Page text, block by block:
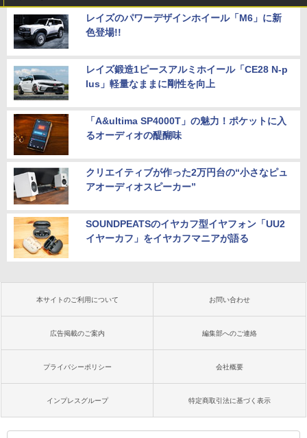
レイズのパワーデザインホイール「M6」に新
色登場!!
レイズ鍛造1ピースアルミホイール「CE28 N-p
lus」軽量なままに剛性を向上
「A&ultima SP4000T」の魅力！ポケットに入
るオーディオの醍醐味
クリエイティブが作った2万円台の“小さなピュ
アオーディオスピーカー”
SOUNDPEATSのイヤカフ型イヤフォン「UU2
イヤーカフ」をイヤカフマニアが語る
本サイトのご利用について お問い合わせ
広告掲載のご案内 編集部へのご連絡
プライバシーポリシー 会社概要
インプレスグループ 特定商取引法に基づく表示